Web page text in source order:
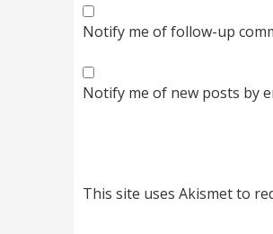
Notify me of follow-up
Notify me of new posts by
This site uses Akismet to